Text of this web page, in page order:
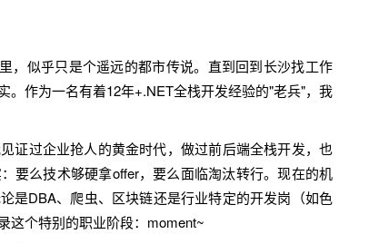
似乎只是个遥远的都市传说。直到回到长沙找工作
。作为一名有着12年+.NET全栈开发经验的"老兵"，我
过企业抢人的黄金时代，做过前后端全栈开发，也
要么技术够硬拿offer，要么面临淘汰转行。现在的机
DBA、爬虫、区块链还是行业特定的开发岗（如色
这个特别的职业阶段：moment~